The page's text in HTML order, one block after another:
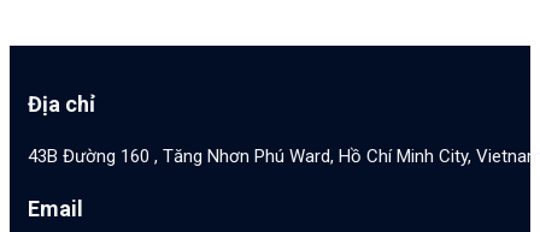
Địa chỉ
43B Đường 160 , Tăng Nhơn Phú Ward, Hồ Chí Minh City,
Email